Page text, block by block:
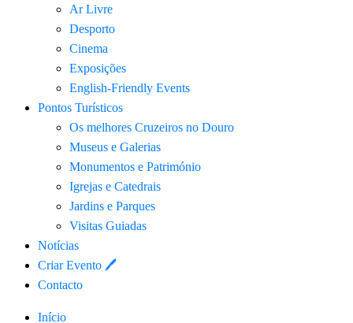
Ar Livre
Desporto
Cinema
Exposições
English-Friendly Events
Pontos Turísticos
Os melhores Cruzeiros no Douro​
Museus e Galerias
Monumentos e Património
Igrejas e Catedrais
Jardins e Parques
Visitas Guiadas
Notícias
Criar Evento 🖊
Contacto
Início